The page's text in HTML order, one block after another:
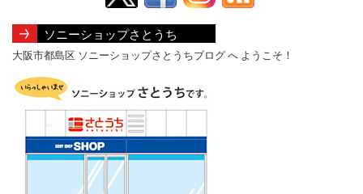
ソニーショップさとうち
大阪市都島区 ソニーショップさとうちブログ へ ようこそ！